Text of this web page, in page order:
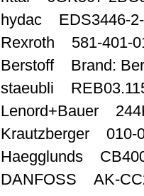
hydac EDS3446-
Rexroth 581-401-
Berstoff Brand:
staeubli
Lenord+Bauer
Krautzberger 010-
Haegglunds
DANFOSS AK-